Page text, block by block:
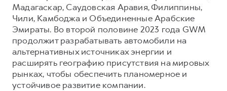
Мадагаскар, Саудовская Аравия, Филиппины,
Чили, Камбоджа и Объединенные Арабские
Эмираты. Во второй половине 2023 года GWM
продолжит разрабатывать автомобили на
альтернативных источниках энергии и
расширять географию присутствия на мировых
рынках, чтобы обеспечить планомерное и
устойчивое развитие компании.